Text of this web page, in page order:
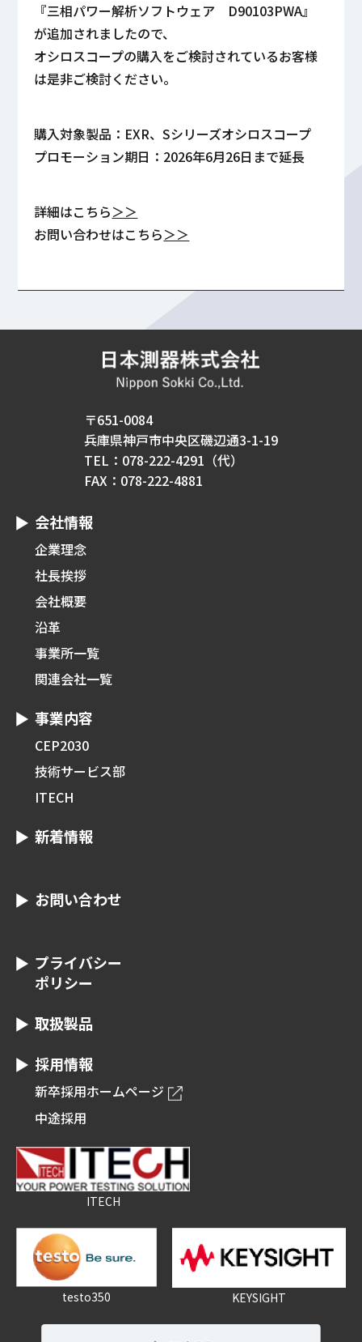
『三相パワー解析ソフトウェア D90103PWA』
が追加されましたので、
オシロスコープの購入をご検討されているお客様
は是非ご検討ください。
購入対象製品：EXR、Sシリーズオシロスコープ
プロモーション期日：2026年6月26日まで延長
詳細はこちら＞＞
お問い合わせはこちら＞＞
〒651-0084
兵庫県神戸市中央区磯辺通3-1-19
TEL：078-222-4291（代）
FAX：078-222-4881
会社情報
企業理念
社長挨拶
会社概要
沿革
事業所一覧
関連会社一覧
事業内容
CEP2030
技術サービス部
ITECH
新着情報
お問い合わせ
プライバシー
ポリシー
取扱製品
採用情報
新卒採用ホームページ
中途採用
ITECH
testo350 KEYSIGHT